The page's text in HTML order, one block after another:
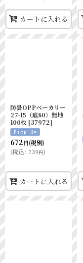
カートに入れる
防曇OPPベーカリー
27-15（底80）無地
100枚 [37972]
672円(税別)
(税込: 739円)
カートに入れる